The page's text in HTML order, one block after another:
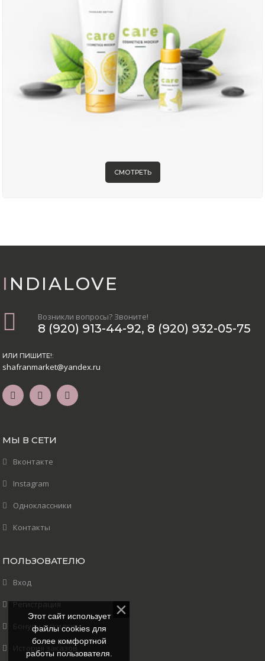
СМОТРЕТЬ
INDIALOVE
Возникли вопросы? Звоните!
8 (920) 913-44-92, 8 (920) 932-05-75
ИЛИ ПИШИТЕ!:
shafranmarket@yandex.ru
МЫ В СЕТИ
Вконтакте
Instagram
Одноклассники
Контакты
ПОЛЬЗОВАТЕЛЮ
Вход
Регистрация
Бонусы и скидки
История заказов
Этот сайт использует
файлы cookies для
более комфортной
работы пользователя.